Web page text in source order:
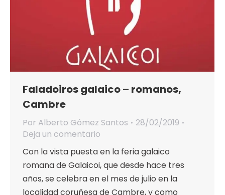
Faladoiros galaico – romanos,
Cambre
Por Alberto Gómez Santos
28/02/2019
Deja un comentario
Con la vista puesta en la feria galaico
romana de Galaicoi, que desde hace tres
años, se celebra en el mes de julio en la
localidad coruñesa de Cambre, y como